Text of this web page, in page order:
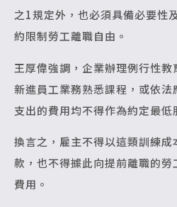
之1規定外，也必須具備必要性
約限制勞工離職自由。
王厚偉強調，企業辦理例行性教
新進員工業務熟悉課程，或依
支出的費用均不得作為約定最低
換言之，雇主不得以這類訓練
款，也不得據此向提前離職的
費用。